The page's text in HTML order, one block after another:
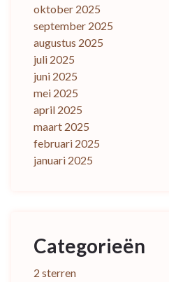
oktober 2025
september 2025
augustus 2025
juli 2025
juni 2025
mei 2025
april 2025
maart 2025
februari 2025
januari 2025
Categorieën
2 sterren